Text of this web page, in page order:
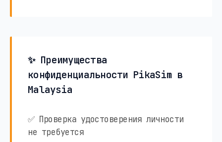
✨ Преимущества
конфиденциальности PikaSim в
Malaysia
✅ Проверка удостоверения личности
не требуется